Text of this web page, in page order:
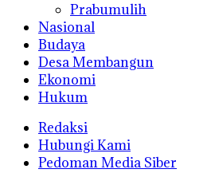
Prabumulih
Nasional
Budaya
Desa Membangun
Ekonomi
Hukum
Redaksi
Hubungi Kami
Pedoman Media Siber